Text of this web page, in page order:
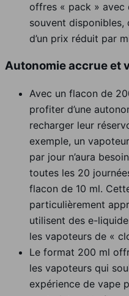
offres « pack » avec
souvent
d’un prix réduit par
Autonomie accrue et
Avec un flacon de
profiter d’une
recharger leur
exemple, un
par jour n’aura
toutes les 20
flacon de 10 ml.
particulièrement
utilisent des e-
les vapoteurs de «
Le format 200 ml
les vapoteurs qui
expérience de vape